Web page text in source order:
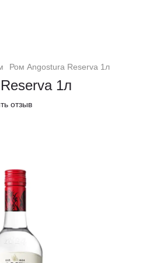
Ром Angostura Reserva 1л
1л
отзыв